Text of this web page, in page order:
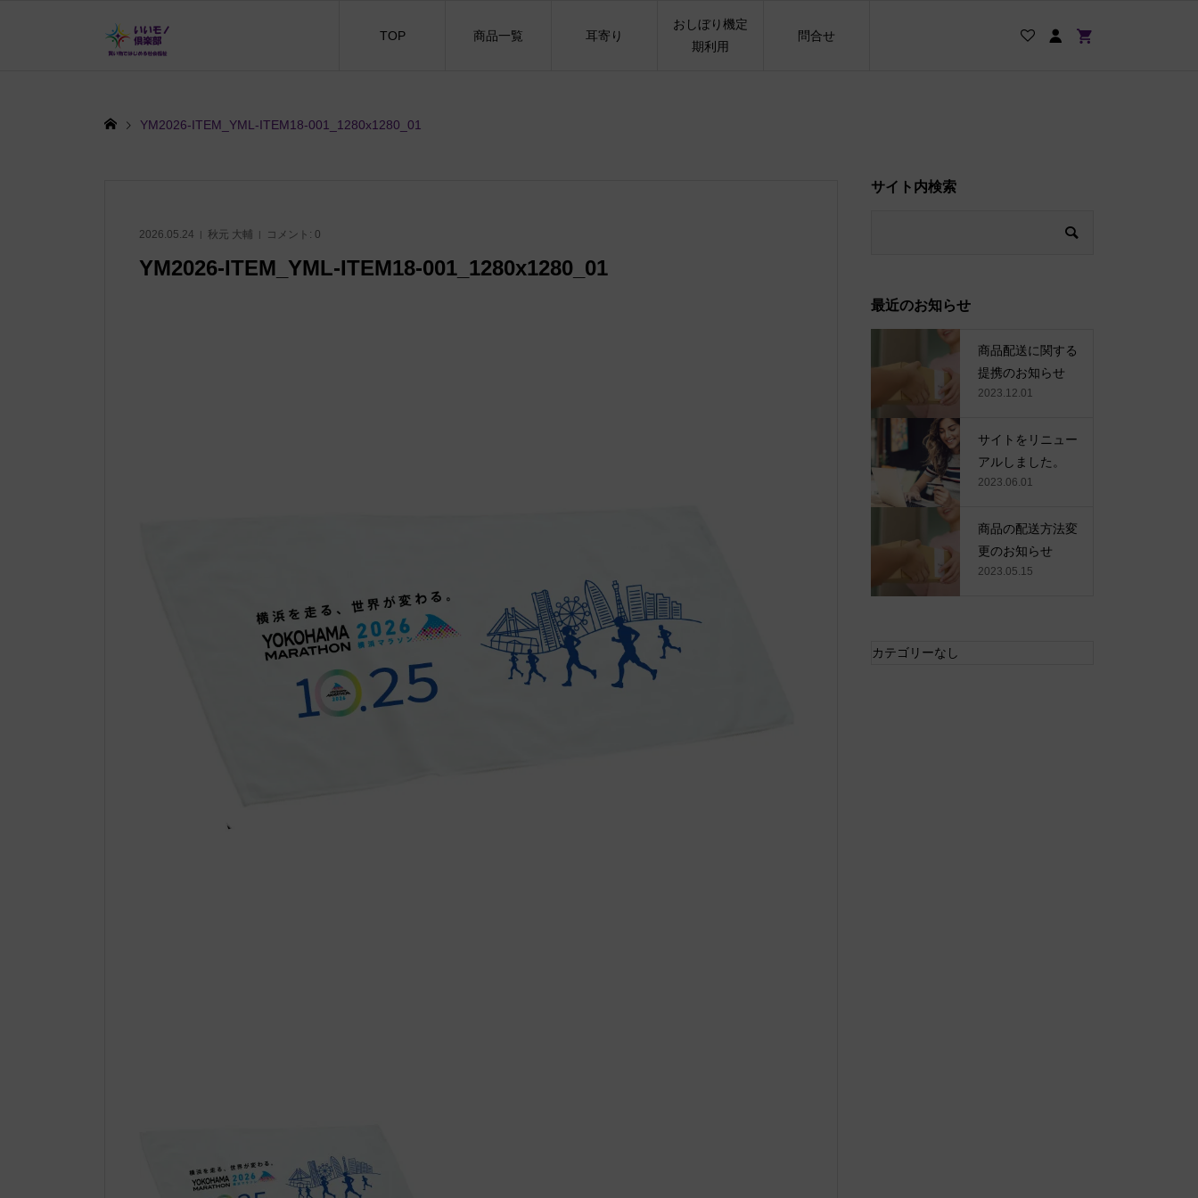
TOP 商品一覧 耳寄り
おしぼり機定
期利用
問合せ
YM2026-ITEM_YML-ITEM18-001_1280x1280_01
2026.05.24 秋元 大輔 コメント: 0
YM2026-ITEM_YML-ITEM18-001_1280x1280_01
サイト内検索
最近のお知らせ
商品配送に関する
提携のお知らせ
2023.12.01
サイトをリニュー
アルしました。
2023.06.01
商品の配送方法変
更のお知らせ
2023.05.15
カテゴリーなし